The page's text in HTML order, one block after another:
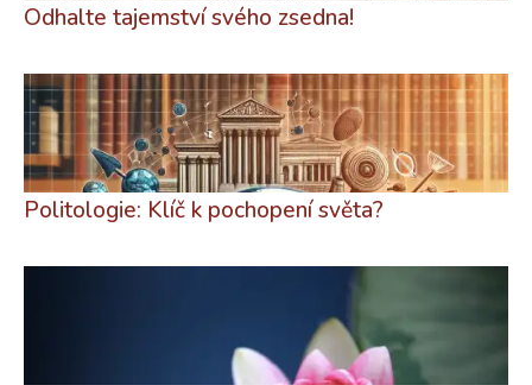
Odhalte tajemství svého zsedna!
Politologie: Klíč k pochopení světa?